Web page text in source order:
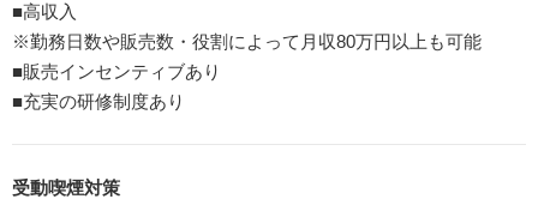
■高収入
※勤務日数や販売数・役割によって月収80万円以上も可能
■販売インセンティブあり
■充実の研修制度あり
受動喫煙対策